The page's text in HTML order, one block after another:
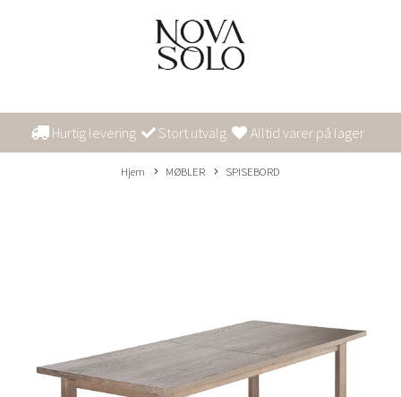
Hurtig levering Stort utvalg Alltid varer på lager
Hjem MØBLER SPISEBORD